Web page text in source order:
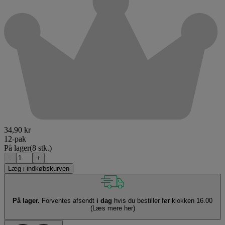
34,90 kr
12-pak
På lager(8 stk.)
−
+
Læg i indkøbskurven
På lager. Forventes afsendt i dag hvis du bestiller før klokken 16.00
(Læs mere her)